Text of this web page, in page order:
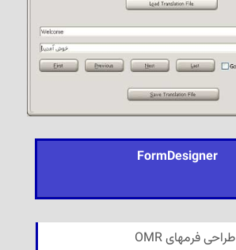
FormDesigner
طراحی فرمهای OMR